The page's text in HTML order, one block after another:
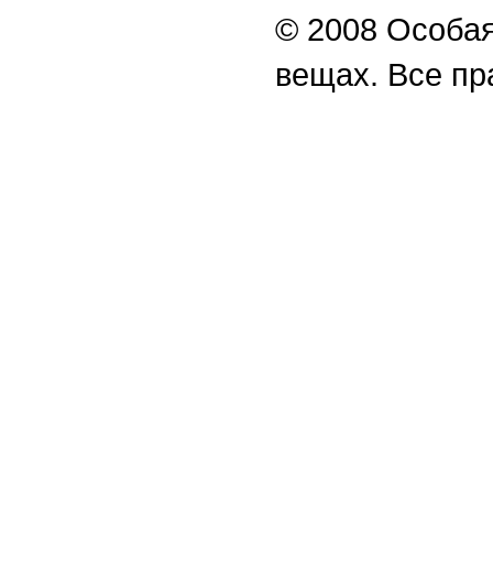
© 2008
вещах. Все